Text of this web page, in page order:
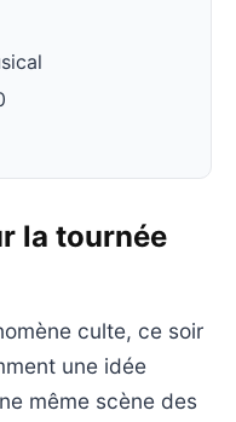
la tournée
culte, ce soir
une idée
même scène des